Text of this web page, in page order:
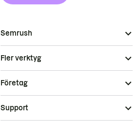
Semrush
Fler verktyg
Företag
Support